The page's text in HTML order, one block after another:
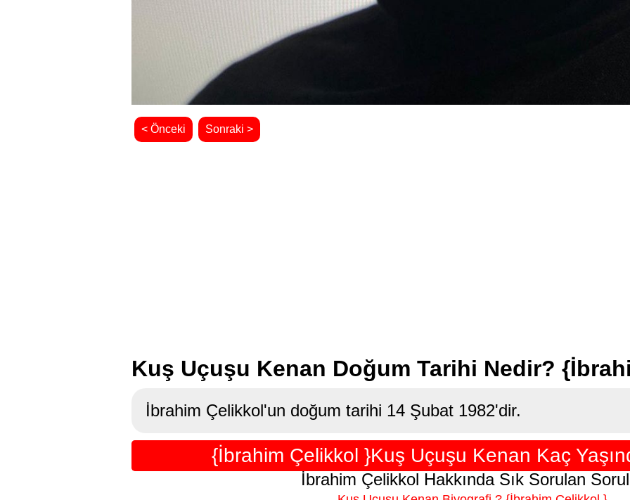
< Önceki Sonraki >
Kuş Uçuşu Kenan Doğum Tarihi Nedir?
İbrahim Çelikkol'un doğum tarihi 14 Şubat 1982'dir.
{İbrahim Çelikkol }Kuş Uçuşu Kenan Kaç
İbrahim Çelikkol Hakkında Sık Sorulan